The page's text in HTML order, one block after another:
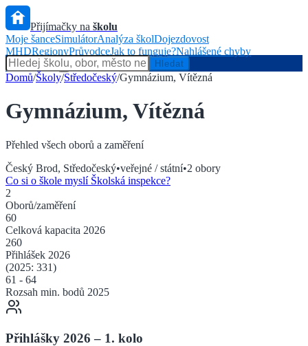
Přijímačky na školu
Moje šanceSimulátorAnalýza školDojezdovost
MHDRegionyPrůvodceJak to funguje?Nahlášené chyby
Hlídač státu
Hledat
Domů/Školy/Středočeský/Gymnázium, Vítězná
Gymnázium, Vítězná
Přehled všech oborů a zaměření
Český Brod, Středočeský•veřejné / státní•2 obory
Co si o škole myslí Školská inspekce?
2
Oborů/zaměření
60
Celková kapacita 2026
260
Přihlášek 2026
(2025: 331)
61 - 64
Rozsah min. bodů 2025
Přihlášky 2026 – 1. kolo